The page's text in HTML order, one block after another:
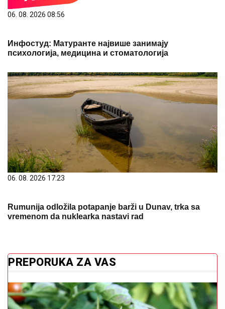
06. 08. 2026 08:56
Инфостуд: Матуранте највише занимају
психологија, медицина и стоматологија
06. 08. 2026 17:23
Rumunija odložila potapanje barži u Dunav, trka sa
vremenom da nuklearka nastavi rad
PREPORUKA ZA VAS